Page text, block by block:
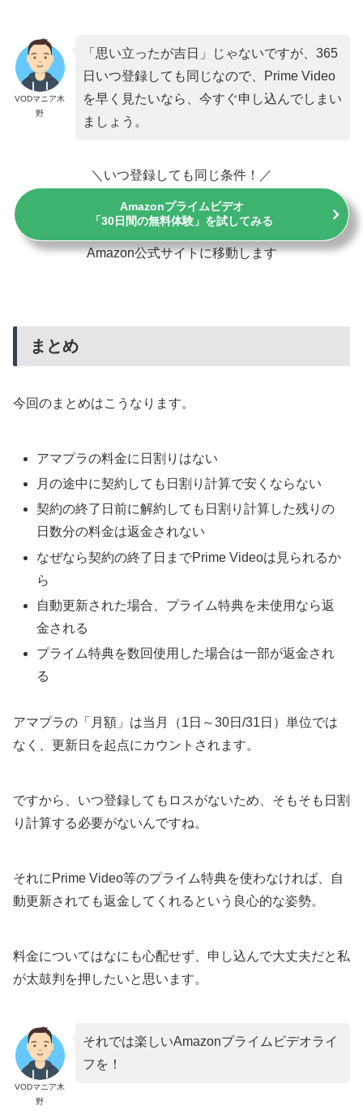
VODマニア木
野
「思い立ったが吉日」じゃないですが、365
日いつ登録しても同じなので、Prime Video
を早く見たいなら、今すぐ申し込んでしまい
ましょう。
＼いつ登録しても同じ条件！／
Amazonプライムビデオ
「30日間の無料体験」を試してみる
Amazon公式サイトに移動します
まとめ
今回のまとめはこうなります。
アマプラの料金に日割りはない
月の途中に契約しても日割り計算で安くならない
契約の終了日前に解約しても日割り計算した残りの
日数分の料金は返金されない
なぜなら契約の終了日までPrime Videoは見られるか
ら
自動更新された場合、プライム特典を未使用なら返
金される
プライム特典を数回使用した場合は一部が返金され
る
アマプラの「月額」は当月（1日～30日/31日）単位では
なく、更新日を起点にカウントされます。
ですから、いつ登録してもロスがないため、そもそも日割
り計算する必要がないんですね。
それにPrime Video等のプライム特典を使わなければ、自
動更新されても返金してくれるという良心的な姿勢。
料金についてはなにも心配せず、申し込んで大丈夫だと私
が太鼓判を押したいと思います。
VODマニア木
野
それでは楽しいAmazonプライムビデオライ
フを！